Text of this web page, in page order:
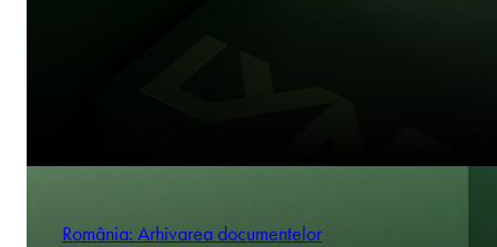
România: Arhivarea documentelor